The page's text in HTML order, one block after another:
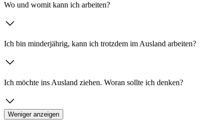
Wo und womit kann ich arbeiten?
Ich bin minderjährig, kann ich trotzdem im Ausland arbeiten?
Ich möchte ins Ausland ziehen. Woran sollte ich denken?
Weniger anzeigen